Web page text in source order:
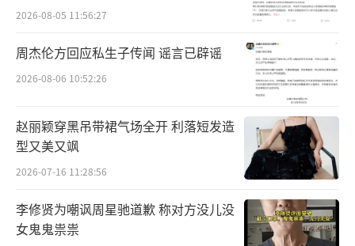
2026-08-05 11:56:27
周杰伦方回应私生子传闻 谣言已辟谣
2026-08-06 10:52:26
赵丽颖穿黑吊带裙气场全开 利落短发造
型又美又飒
2026-07-16 11:28:56
李修贤为嘲讽周星驰道歉 称对方没儿没
女鬼鬼祟祟